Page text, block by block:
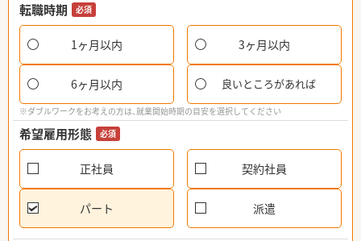
転職時期 必須
1ヶ月以内 3ヶ月以内
6ヶ月以内 良いところがあれば
※ダブルワークをお考えの方は、就業開始時期の目安を選択してください
希望雇用形態 必須
正社員 契約社員
パート 派遣